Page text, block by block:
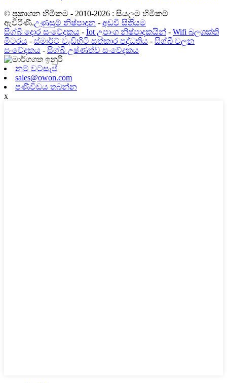
© ප්‍රකාශන හිමිකම - 2010-2026 : සියලුම හිමිකම්
ඇවිරිණි.උණුසුම් නිෂ්පාදන - අඩවි සිතියම
සිග්බී දොර සංවේදකය - Iot උපාංග නිෂ්පාදකයින් - Wifi බලශක්ති
මීටරය - ස්මාර්ට් වැඩිහිටි සත්කාර පද්ධතිය - සිග්බී චලන
සංවේදකය - සිග්බී උෂ්ණත්ව සංවේදකය
නම් වට්සැප්
sales@owon.com
පණිවිඩය තබන්න
x